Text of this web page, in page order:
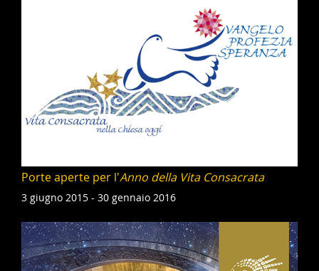
Porte aperte per l'Anno della Vita Consacrata
3 giugno 2015 - 30 gennaio 2016